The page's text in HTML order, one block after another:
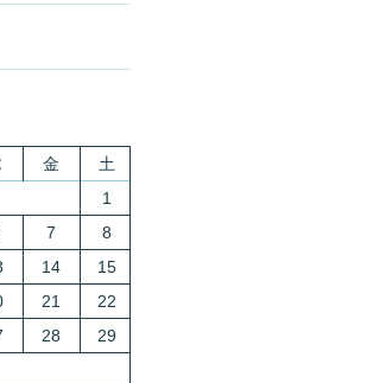
金
土
1
7
8
14
15
21
22
28
29